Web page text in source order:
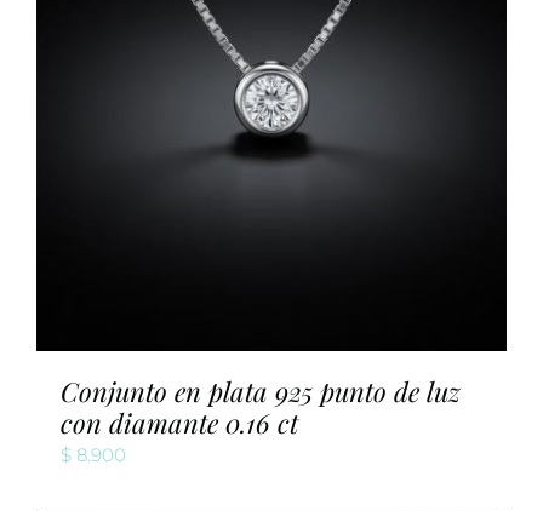
Conjunto en plata 925 punto de luz
con diamante 0.16 ct
$ 8.900